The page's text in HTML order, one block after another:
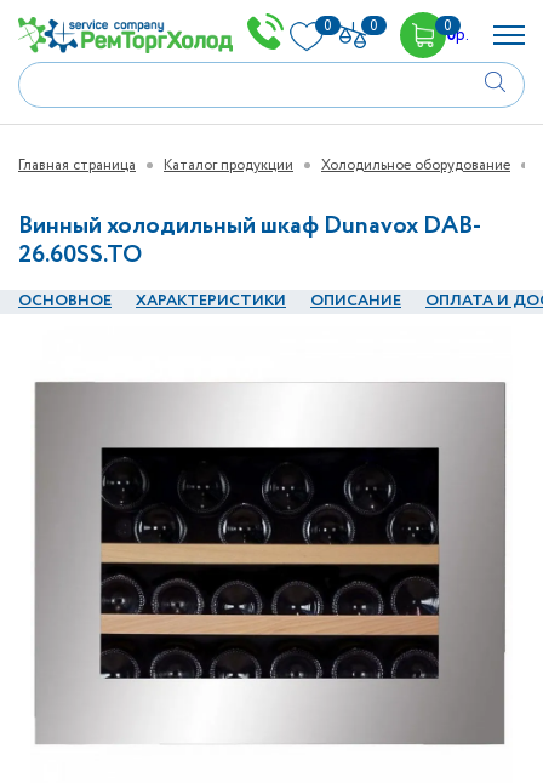
0 0 00р.
Главная страница Каталог продукции Холодильное оборудование
Винный холодильный шкаф Dunavox DAB-
26.60SS.TO
ОСНОВНОЕ ХАРАКТЕРИСТИКИ ОПИСАНИЕ ОПЛАТА И